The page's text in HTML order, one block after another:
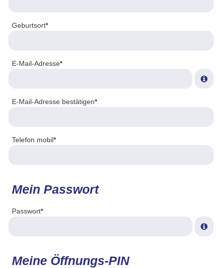
Geburtsort*
E-Mail-Adresse*
E-Mail-Adresse bestätigen*
Telefon mobil*
Mein Passwort
Passwort*
Meine Öffnungs-PIN